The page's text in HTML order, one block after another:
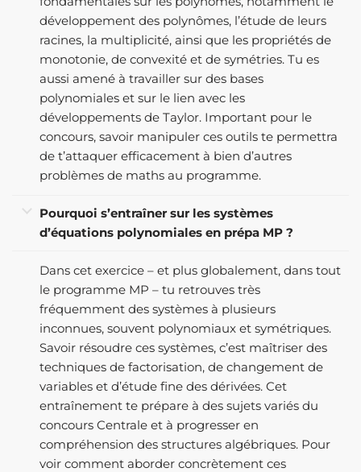
développement des polynômes, l’étude de leurs
racines, la multiplicité, ainsi que les propriétés de
monotonie, de convexité et de symétries. Tu es
aussi amené à travailler sur des bases
polynomiales et sur le lien avec les
développements de Taylor. Important pour le
concours, savoir manipuler ces outils te permettra
de t’attaquer efficacement à bien d’autres
problèmes de maths au programme.
Pourquoi s’entraîner sur les systèmes
d’équations polynomiales en prépa MP ?
Dans cet exercice – et plus globalement, dans tout
le programme MP – tu retrouves très
fréquemment des systèmes à plusieurs
inconnues, souvent polynomiaux et symétriques.
Savoir résoudre ces systèmes, c’est maîtriser des
techniques de factorisation, de changement de
variables et d’étude fine des dérivées. Cet
entraînement te prépare à des sujets variés du
concours Centrale et à progresser en
compréhension des structures algébriques. Pour
voir comment aborder concrètement ces